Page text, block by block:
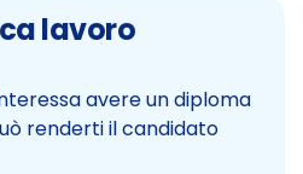
lavoro
avere un diploma
renderti il candidato